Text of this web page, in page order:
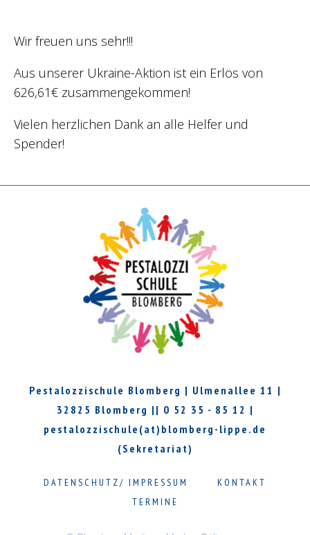
Wir freuen uns sehr!!!
Aus unserer Ukraine-Aktion ist ein Erlös von
626,61€ zusammengekommen!
Vielen herzlichen Dank an alle Helfer und
Spender!
Pestalozzischule Blomberg | Ulmenallee 11 |
32825 Blomberg || 0 52 35 - 85 12 |
pestalozzischule(at)blomberg-lippe.de
(Sekretariat)
DATENSCHUTZ/ IMPRESSUM
KONTAKT
TERMINE